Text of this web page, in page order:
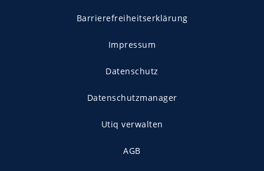
Barrierefreiheitserklärung
Impressum
Datenschutz
Datenschutzmanager
Utiq verwalten
AGB